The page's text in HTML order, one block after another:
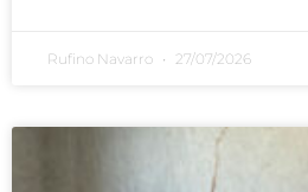
Rufino Navarro 27/07/2026